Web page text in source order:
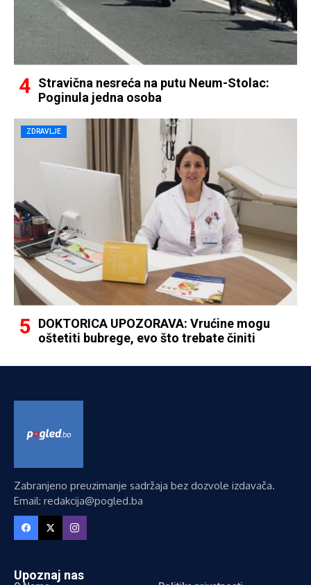
Stravična nesreća na putu Neum-Stolac:
Poginula jedna osoba
ZDRAVLJE
DOKTORICA UPOZORAVA: Vrućine mogu
oštetiti bubrege, evo što trebate činiti
Zabranjeno preuzimanje sadržaja bez dozvole izdavača.
Email: redakcija@pogled.ba
Upoznaj nas